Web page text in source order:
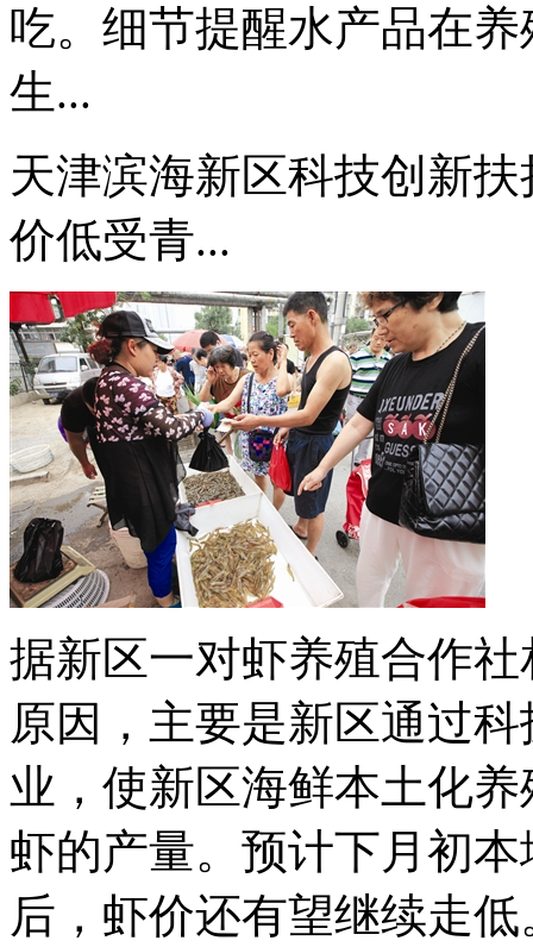
吃。细节提醒水产品在
生...
天津滨海新区科技创新
价低受青...
据新区一对虾养殖合作
原因，主要是新区通过
业，使新区海鲜本土化
虾的产量。预计下月初
后，虾价还有望继续走